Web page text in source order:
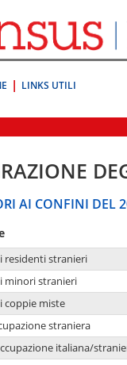
LINKS UTILI
AI CONFINI DEL
residenti stranieri
minori stranieri
coppie miste
straniera
italiana/